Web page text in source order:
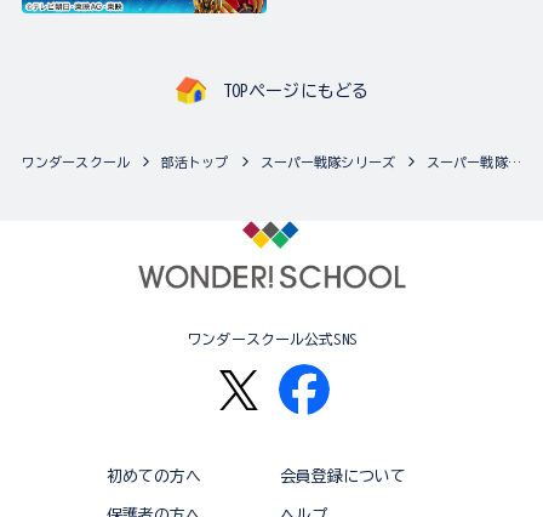
TOPページにもどる
ワンダースクール 部活トップ スーパー戦隊シリーズ スーパー戦隊シリーズの最新商品一覧
ワンダースクール公式SNS
初めての方へ 会員登録について